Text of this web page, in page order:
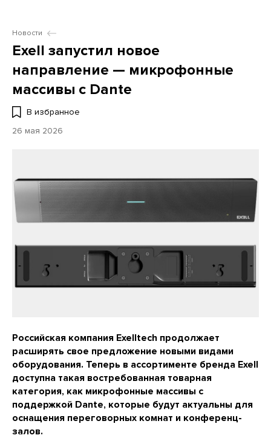
Новости
Exell запустил новое
направление — микрофонные
массивы c Dante
В избранное
26 мая 2026
Российская компания Exelltech продолжает
расширять свое предложение новыми видами
оборудования. Теперь в ассортименте бренда Exell
доступна такая востребованная товарная
категория, как микрофонные массивы с
поддержкой Dante, которые будут актуальны для
оснащения переговорных комнат и конференц-
залов.